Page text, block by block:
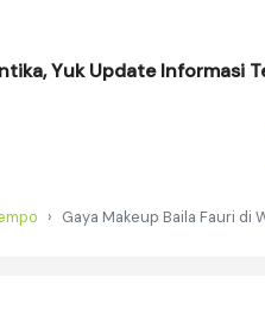
Yuk Update Informasi
Gaya Makeup Baila Fauri